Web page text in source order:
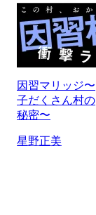
因習マリッジ〜
子だくさん村の
秘密〜
星野正美